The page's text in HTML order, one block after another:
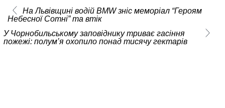
На Львівщині водій BMW зніс меморіал “Героям
Небесної Сотні” та втік
У Чорнобильському заповіднику триває гасіння
пожежі: полум’я охопило понад тисячу гектарів